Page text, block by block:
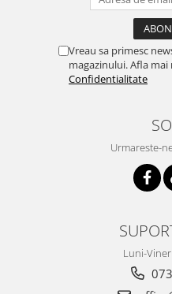
Vreau sa primesc
magazinului. Afla mai
Confidentialitate
Urmareste-
Luni-